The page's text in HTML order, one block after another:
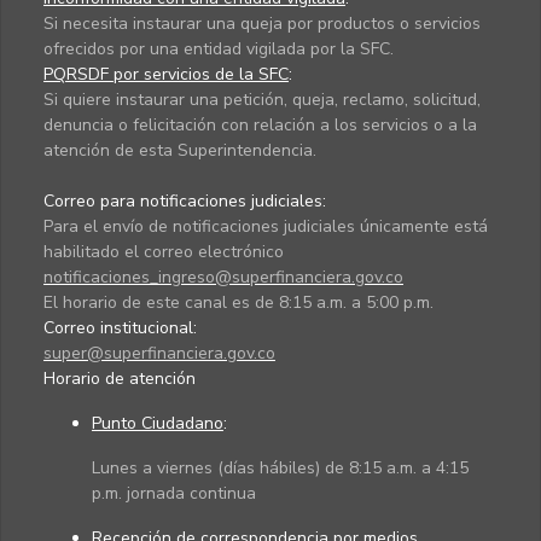
Si necesita instaurar una queja por productos o servicios
ofrecidos por una entidad vigilada por la SFC.
PQRSDF por servicios de la SFC:
Si quiere instaurar una petición, queja, reclamo, solicitud,
denuncia o felicitación con relación a los servicios o a la
atención de esta Superintendencia.
Correo para notificaciones judiciales:
Para el envío de notificaciones judiciales únicamente está
habilitado el correo electrónico
notificaciones_ingreso@superfinanciera.gov.co
El horario de este canal es de 8:15 a.m. a 5:00 p.m.
Correo institucional:
super@superfinanciera.gov.co
Horario de atención
Punto Ciudadano:
Lunes a viernes (días hábiles) de 8:15 a.m. a 4:15
p.m. jornada continua